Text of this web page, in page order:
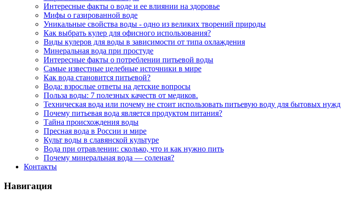
Интересные факты о воде и ее влиянии на здоровье
Мифы о газированной воде
Уникальные свойства воды - одно из великих творений природы
Как выбрать кулер для офисного использования?
Виды кулеров для воды в зависимости от типа охлаждения
Минеральная вода при простуде
Интересные факты о потреблении питьевой воды
Самые известные целебные источники в мире
Как вода становится питьевой?
Вода: взрослые ответы на детские вопросы
Польза воды: 7 полезных качеств от медиков.
Техническая вода или почему не стоит использовать питьевую воду для бытовых нужд
Почему питьевая вода является продуктом питания?
Тайна происхождения воды
Пресная вода в России и мире
Культ воды в славянской культуре
Вода при отравлении: сколько, что и как нужно пить
Почему минеральная вода — соленая?
Контакты
Навигация